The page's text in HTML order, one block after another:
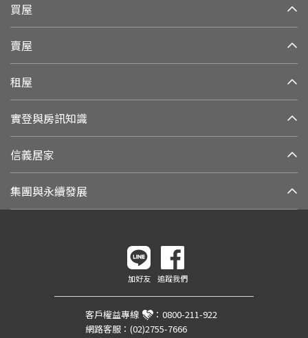
買屋
賣屋
租屋
實登與房訊知識
信義居家
集團與永續發展
加好友 追蹤我們
客戶權益專線 ： 0800-211-922
網路客服： (02)2755-7666